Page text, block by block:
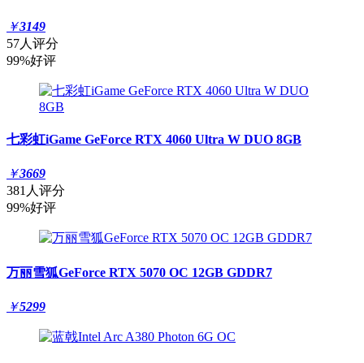
￥3149
57人评分
99%好评
七彩虹iGame GeForce RTX 4060 Ultra W DUO 8GB
￥3669
381人评分
99%好评
万丽雪狐GeForce RTX 5070 OC 12GB GDDR7
￥5299